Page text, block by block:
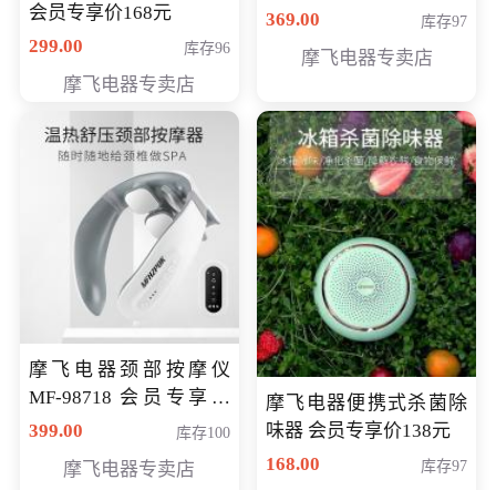
会员专享价168元
299.00
库存96
摩飞电器专卖店
价286元
369.00 库存97
摩飞电器专卖店
摩飞电器颈部按摩仪
MF-98718 会员专享价
299元
399.00 库存100
摩飞电器专卖店
摩飞电器便携式杀菌除
味器 会员专享价138元
168.00
库存97